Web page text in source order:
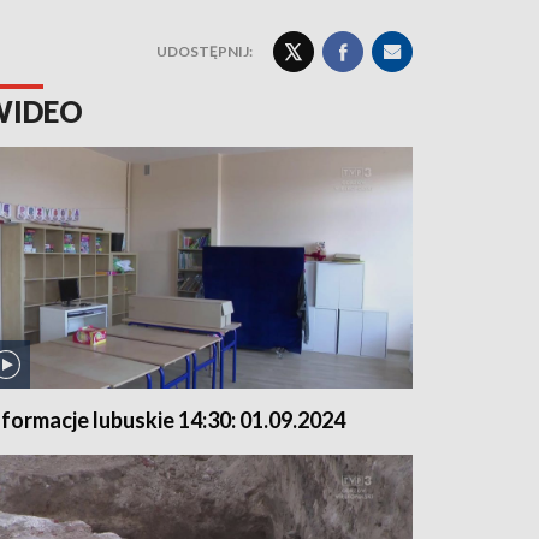
UDOSTĘPNIJ:
lubuskie 14:30: 01.09.2024